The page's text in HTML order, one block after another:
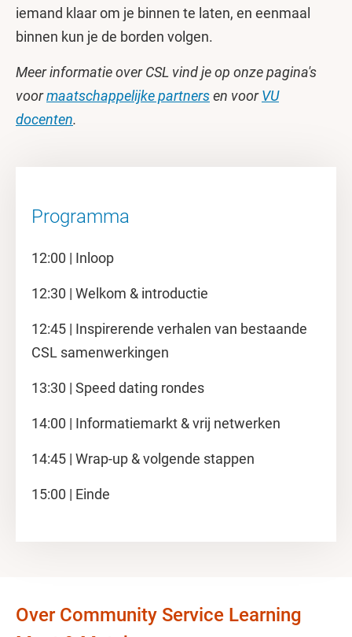
iemand klaar om je binnen te laten, en eenmaal
binnen kun je de borden volgen.
Meer informatie over CSL vind je op onze pagina's
voormaatschappelijke partnersen voorVU
docenten.
Programma
12:00 | Inloop
12:30 | Welkom & introductie
12:45 | Inspirerende verhalen van bestaande
CSL samenwerkingen
13:30 | Speed dating rondes
14:00 | Informatiemarkt & vrij netwerken
14:45 | Wrap-up & volgende stappen
15:00 | Einde
Over Community Service Learning